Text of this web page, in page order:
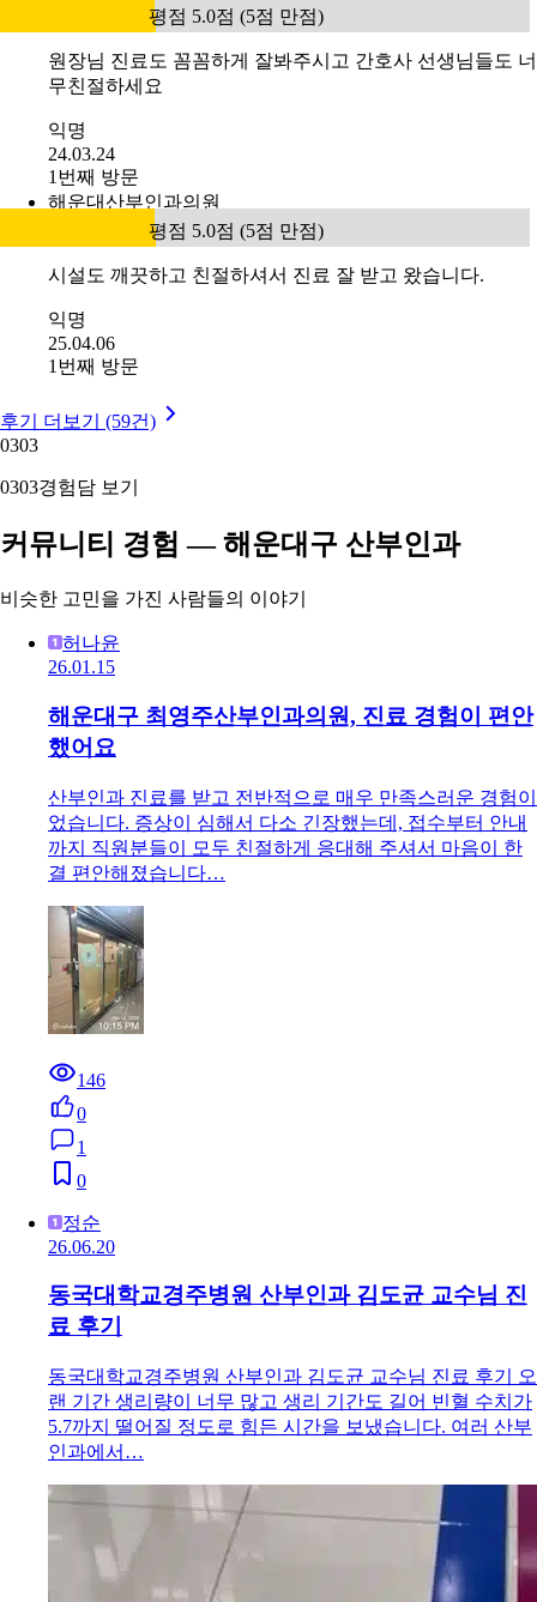
평점 5.0점 (5점 만점)
원장님 진료도 꼼꼼하게 잘봐주시고 간호사 선생님들도 너
무친절하세요
익명
24.03.24
1번째 방문
해운대산부인과의원
평점 5.0점 (5점 만점)
시설도 깨끗하고 친절하셔서 진료 잘 받고 왔습니다.
익명
25.04.06
1번째 방문
후기 더보기 (59건)
0303
0303경험담 보기
커뮤니티 경험 — 해운대구 산부인과
비슷한 고민을 가진 사람들의 이야기
허나윤
26.01.15
해운대구 최영주산부인과의원, 진료 경험이 편안
했어요
산부인과 진료를 받고 전반적으로 매우 만족스러운 경험이
었습니다. 증상이 심해서 다소 긴장했는데, 접수부터 안내
까지 직원분들이 모두 친절하게 응대해 주셔서 마음이 한
결 편안해졌습니다…
146
0
1
0
정순
26.06.20
동국대학교경주병원 산부인과 김도균 교수님 진
료 후기
동국대학교경주병원 산부인과 김도균 교수님 진료 후기 오
랜 기간 생리량이 너무 많고 생리 기간도 길어 빈혈 수치가
5.7까지 떨어질 정도로 힘든 시간을 보냈습니다. 여러 산부
인과에서…